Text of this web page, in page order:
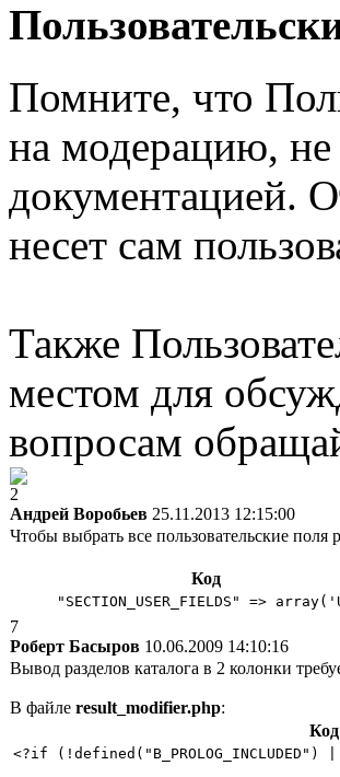
Помните, что
на модерацию,
документацией.
несет сам
Также
местом для
вопросам
2
Андрей Воробьев 25.11.2013 12:15:00
Чтобы выбрать все пользовательские поля
Код
"SECTION_USER_FIELDS" =>
7
Роберт Басыров 10.06.2009 14:10:16
Вывод разделов каталога в 2 колонки
В файле result_modifier.php:
Код
<?if (!defined("B_PROLOG_INCLUDED")